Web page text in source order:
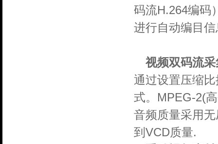
码流H.264编码
进行自动编目
视频双码流采
通过设置压缩
式。MPEG-2(
音频质量采用
到VCD质量.